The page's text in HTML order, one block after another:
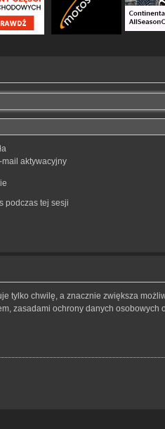
aktywacyjny
podczas tej sesji
tylko chwilę, a znacznie zwiększa
zasadami ochrony danych